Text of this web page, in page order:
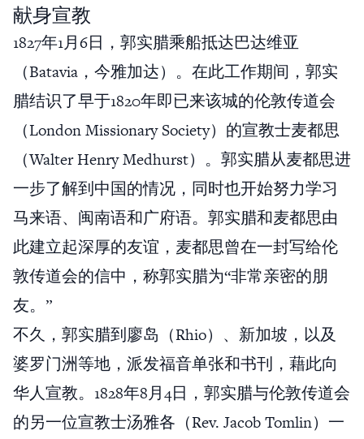
献身宣教
1827年1月6日，郭实腊乘船抵达巴达维亚
（Batavia，今雅加达）。在此工作期间，郭实
腊结识了早于1820年即已来该城的伦敦传道会
（London Missionary Society）的宣教士麦都思
（Walter Henry Medhurst）。郭实腊从麦都思进
一步了解到中国的情况，同时也开始努力学习
马来语、闽南语和广府语。郭实腊和麦都思由
此建立起深厚的友谊，麦都思曾在一封写给伦
敦传道会的信中，称郭实腊为“非常亲密的朋
友。”
不久，郭实腊到廖岛（Rhio）、新加坡，以及
婆罗门洲等地，派发福音单张和书刊，藉此向
华人宣教。1828年8月4日，郭实腊与伦敦传道会
的另一位宣教士汤雅各（Rev. Jacob Tomlin）一